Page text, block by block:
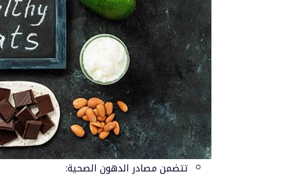
تتضمن مصادر الدهون الصحية: